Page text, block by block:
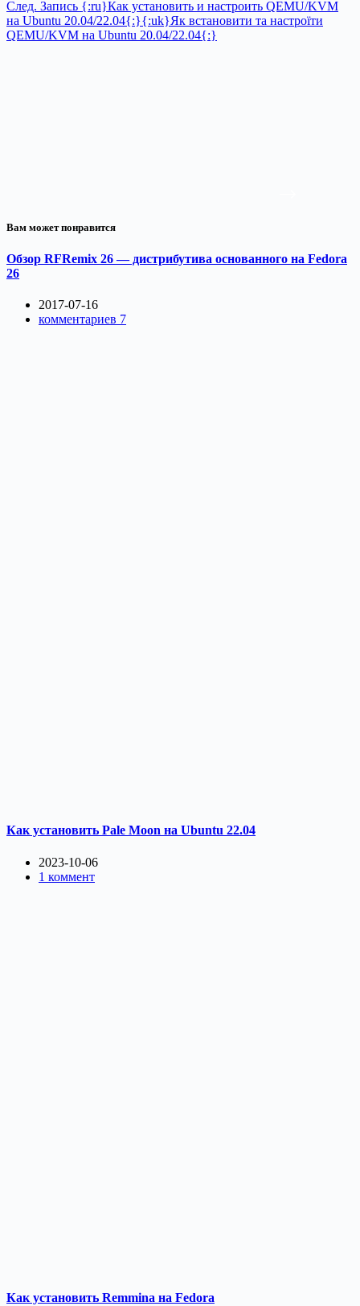
След. Запись {:ru}Как установить и настроить QEMU/KVM
на Ubuntu 20.04/22.04{:}{:uk}Як встановити та настроїти
QEMU/KVM на Ubuntu 20.04/22.04{:}
Вам может понравится
Обзор RFRemix 26 — дистрибутива основанного на Fedora
26
2017-07-16
комментариев 7
Как установить Pale Moon на Ubuntu 22.04
2023-10-06
1 коммент
Как установить Remmina на Fedora